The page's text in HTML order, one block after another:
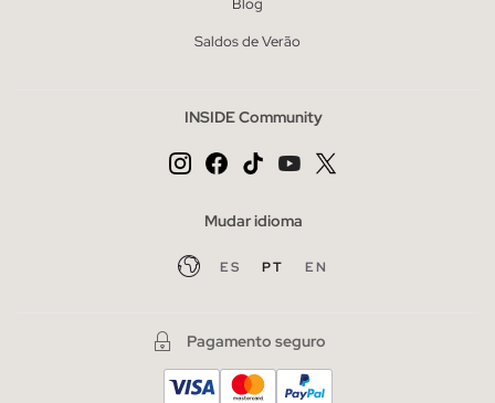
Blog
Saldos de Verão
INSIDE Community
Mudar idioma
ES PT EN
Pagamento seguro